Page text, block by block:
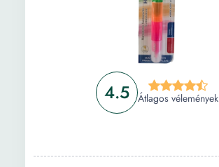
4.5 Átlagos vélemények